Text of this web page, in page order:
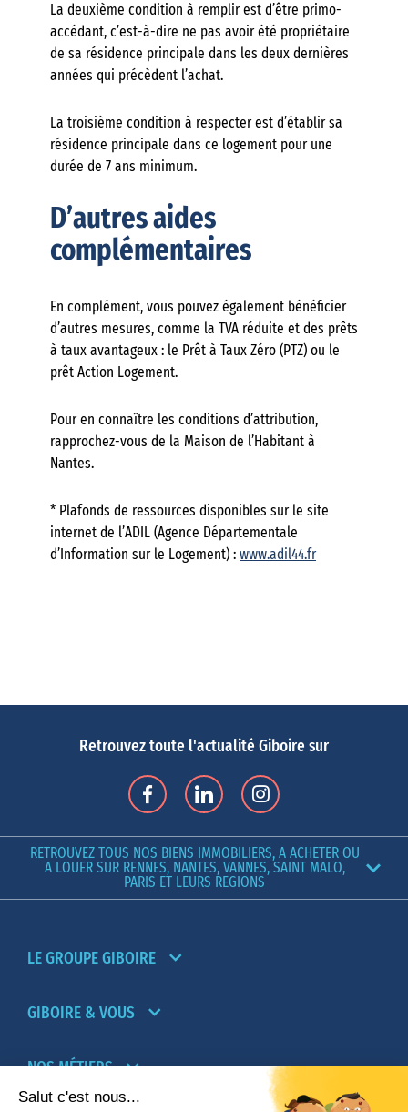
La deuxième condition à remplir est d’être primo-
accédant, c’est-à-dire ne pas avoir été propriétaire
de sa résidence principale dans les deux dernières
années qui précèdent l’achat.
La troisième condition à respecter est d’établir sa
résidence principale dans ce logement pour une
durée de 7 ans minimum.
D’autres aides
complémentaires
En complément, vous pouvez également bénéficier
d’autres mesures, comme la TVA réduite et des prêts
à taux avantageux : le Prêt à Taux Zéro (PTZ) ou le
prêt Action Logement.
Pour en connaître les conditions d’attribution,
rapprochez-vous de la Maison de l’Habitant à
Nantes.
* Plafonds de ressources disponibles sur le site
internet de l’ADIL (Agence Départementale
d’Information sur le Logement) : www.adil44.fr
Retrouvez toute l'actualité Giboire sur
RETROUVEZ TOUS NOS BIENS IMMOBILIERS, A ACHETER OU
A LOUER SUR RENNES, NANTES, VANNES, SAINT MALO,
PARIS ET LEURS REGIONS
LE GROUPE GIBOIRE
GIBOIRE & VOUS
NOS MÉTIERS